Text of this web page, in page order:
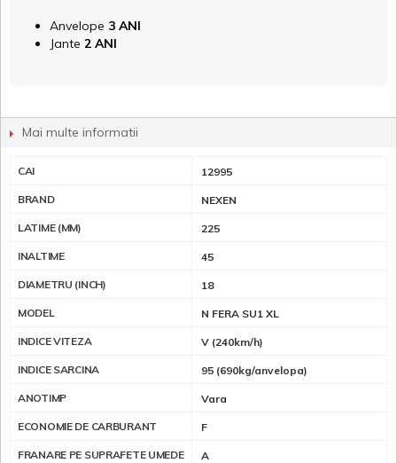
Anvelope 3 ANI
Jante 2 ANI
Mai multe informatii
CAI 12995
BRAND NEXEN
LATIME (MM) 225
INALTIME 45
DIAMETRU (INCH) 18
MODEL N FERA SU1 XL
INDICE VITEZA V (240km/h)
INDICE SARCINA 95 (690kg/anvelopa)
ANOTIMP Vara
ECONOMIE DE CARBURANT F
FRANARE PE SUPRAFETE UMEDE A